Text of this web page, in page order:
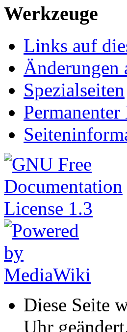
Werkzeuge
Links auf
Änderungen
Spezialseiten
Diese Seite
Uhr